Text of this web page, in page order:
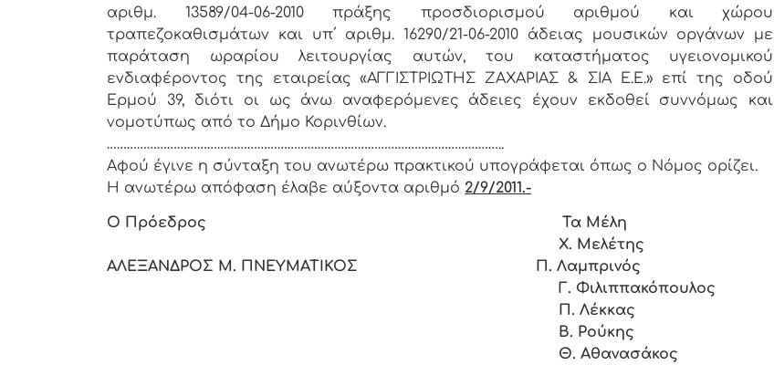
αριθμ. 13589/04-06-2010 πράξης προσδιορισμού αριθμού και χώρου
τραπεζοκαθισμάτων και υπ΄ αριθμ. 16290/21-06-2010 άδειας μουσικών οργάνων με
παράταση ωραρίου λειτουργίας αυτών, του καταστήματος υγειονομικού
ενδιαφέροντος της εταιρείας «ΑΓΓΙΣΤΡΙΩΤΗΣ ΖΑΧΑΡΙΑΣ & ΣΙΑ Ε.Ε.» επί της οδού
Ερμού 39, διότι οι ως άνω αναφερόμενες άδειες έχουν εκδοθεί συννόμως και
νομοτύπως από το Δήμο Κορινθίων.
………………………………………………………………………………………………………..
Αφού έγινε η σύνταξη του ανωτέρω πρακτικού υπογράφεται όπως ο Νόμος ορίζει.
Η ανωτέρω απόφαση έλαβε αύξοντα αριθμό 2/9/2011.-
Ο Πρόεδρος Τα Μέλη
Χ. Μελέτης
ΑΛΕΞΑΝΔΡΟΣ Μ. ΠΝΕΥΜΑΤΙΚΟΣ Π. Λαμπρινός
Γ. Φιλιππακόπουλος
Π. Λέκκας
Β. Ρούκης
Θ. Αθανασάκος